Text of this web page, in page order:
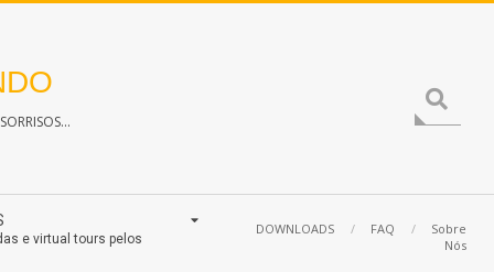
e virtual tours pelos
DOWNLOADS FAQ
Sobre
Nós